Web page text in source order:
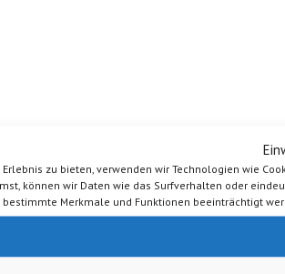
zu bieten, verwenden wir Technologien wie
können wir Daten wie das Surfverhalten oder
bestimmte Merkmale und Funktionen beeinträchtigt